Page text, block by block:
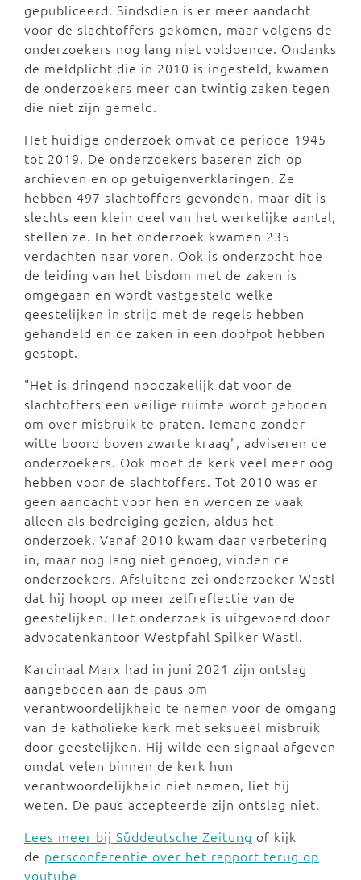
gepubliceerd. Sindsdien is er meer aandacht
voor de slachtoffers gekomen, maar volgens de
onderzoekers nog lang niet voldoende. Ondanks
de meldplicht die in 2010 is ingesteld, kwamen
de onderzoekers meer dan twintig zaken tegen
die niet zijn gemeld.
Het huidige onderzoek omvat de periode 1945
tot 2019. De onderzoekers baseren zich op
archieven en op getuigenverklaringen. Ze
hebben 497 slachtoffers gevonden, maar dit is
slechts een klein deel van het werkelijke aantal,
stellen ze. In het onderzoek kwamen 235
verdachten naar voren. Ook is onderzocht hoe
de leiding van het bisdom met de zaken is
omgegaan en wordt vastgesteld welke
geestelijken in strijd met de regels hebben
gehandeld en de zaken in een doofpot hebben
gestopt.
"Het is dringend noodzakelijk dat voor de
slachtoffers een veilige ruimte wordt geboden
om over misbruik te praten. Iemand zonder
witte boord boven zwarte kraag", adviseren de
onderzoekers. Ook moet de kerk veel meer oog
hebben voor de slachtoffers. Tot 2010 was er
geen aandacht voor hen en werden ze vaak
alleen als bedreiging gezien, aldus het
onderzoek. Vanaf 2010 kwam daar verbetering
in, maar nog lang niet genoeg, vinden de
onderzoekers. Afsluitend zei onderzoeker Wastl
dat hij hoopt op meer zelfreflectie van de
geestelijken. Het onderzoek is uitgevoerd door
advocatenkantoor Westpfahl Spilker Wastl.
Kardinaal Marx had in juni 2021 zijn ontslag
aangeboden aan de paus om
verantwoordelijkheid te nemen voor de omgang
van de katholieke kerk met seksueel misbruik
door geestelijken. Hij wilde een signaal afgeven
omdat velen binnen de kerk hun
verantwoordelijkheid niet nemen, liet hij
weten. De paus accepteerde zijn ontslag niet.
Lees meer bij Süddeutsche Zeitung of kijk
de persconferentie over het rapport terug op
youtube